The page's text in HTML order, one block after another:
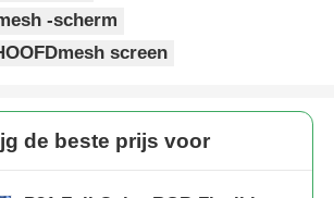
-scherm
screen
de beste prijs voor